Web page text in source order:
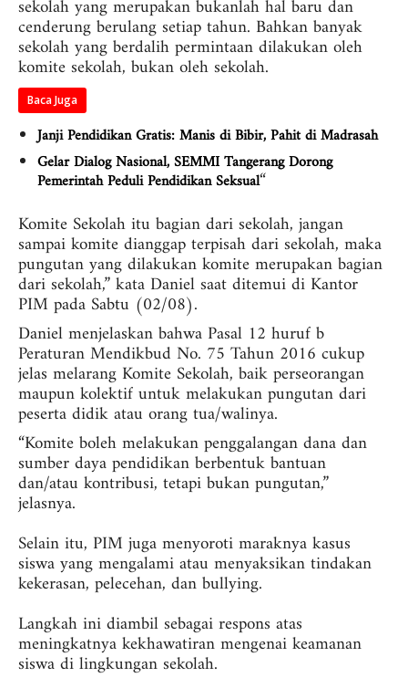
sekolah yang merupakan bukanlah hal baru dan
cenderung berulang setiap tahun. Bahkan banyak
sekolah yang berdalih permintaan dilakukan oleh
komite sekolah, bukan oleh sekolah.
Baca Juga
Janji Pendidikan Gratis: Manis di Bibir, Pahit di Madrasah
Gelar Dialog Nasional, SEMMI Tangerang Dorong
Pemerintah Peduli Pendidikan Seksual“
Komite Sekolah itu bagian dari sekolah, jangan
sampai komite dianggap terpisah dari sekolah, maka
pungutan yang dilakukan komite merupakan bagian
dari sekolah,” kata Daniel saat ditemui di Kantor
PIM pada Sabtu (02/08).
Daniel menjelaskan bahwa Pasal 12 huruf b
Peraturan Mendikbud No. 75 Tahun 2016 cukup
jelas melarang Komite Sekolah, baik perseorangan
maupun kolektif untuk melakukan pungutan dari
peserta didik atau orang tua/walinya.
“Komite boleh melakukan penggalangan dana dan
sumber daya pendidikan berbentuk bantuan
dan/atau kontribusi, tetapi bukan pungutan,”
jelasnya.
‎Selain itu, PIM juga menyoroti maraknya kasus
siswa yang mengalami atau menyaksikan tindakan
kekerasan, pelecehan, dan bullying.
‎Langkah ini diambil sebagai respons atas
meningkatnya kekhawatiran mengenai keamanan
siswa di lingkungan sekolah.